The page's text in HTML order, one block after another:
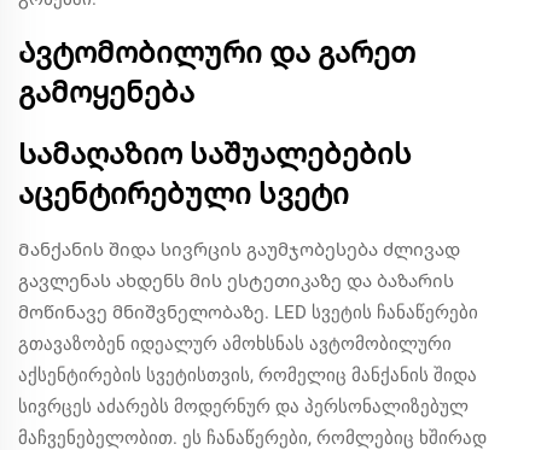
Ავტომობილური და გარეთ
გამოყენება
Სამაღაზიო საშუალებების
აცენტირებული სვეტი
Მანქანის შიდა სივრცის გაუმჯობესება ძლივად
გავლენას ახდენს მის ესტეთიკაზე და ბაზარის
მოწინავე მნიშვნელობაზე. LED სვეტის ჩანაწერები
გთავაზობენ იდეალურ ამოხსნას ავტომობილური
აქსენტირების სვეტისთვის, რომელიც მანქანის შიდა
სივრცეს აძარებს მოდერნურ და პერსონალიზებულ
მაჩვენებელობით. ეს ჩანაწერები, რომლებიც ხშირად